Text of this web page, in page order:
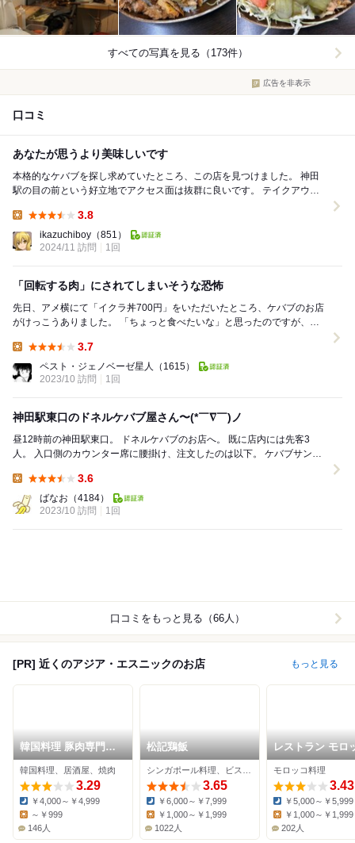
すべての写真を見る（173件）
広告を非表示
口コミ
あなたが思うより美味しいです
本格的なケバブを探し求めていたところ、この店を見つけました。 神田
駅の目の前という好立地でアクセス面は抜群に良いです。 テイクアウト
3.8
ikazuchiboy （851）
2024/11 訪問
1回
「回転する肉」にされてしまいそうな恐怖
先日、アメ横にて「イクラ丼700円」をいただいたところ、ケバブのお店
がけっこうありました。 「ちょっと食べたいな」と思ったのですが、ア
3.7
ペスト・ジェノベーゼ星人
（1615）
2023/10 訪問
1回
神田駅東口のドネルケバブ屋さん〜(*￣∇￣)ノ
昼12時前の神田駅東口。 ドネルケバブのお店へ。 既に店内には先客3
人。 入口側のカウンター席に腰掛け、注文したのは以下。 ケバブサンド
3.6
ばなお （4184）
2023/10 訪問
1回
口コミをもっと見る（66人）
[PR] 近くのアジア・エスニックのお店 もっと見る
韓国料理 豚肉専門店
福ブタ屋
韓国料理、居酒屋、焼肉
3.29
Dinner:
￥4,000～￥4,999
～￥999
146人
松記鶏飯
3.65
Dinner:
￥6,000～￥7,999
￥1,000～￥1,999
1022人
レストラン モロ
モロッコ料理
3.43
Dinner:
￥5,000～￥5,999
￥1,000～￥1,999
202人